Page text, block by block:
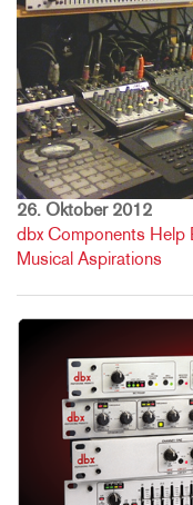
26. Oktober 2012
dbx Components Help
Musical Aspirations